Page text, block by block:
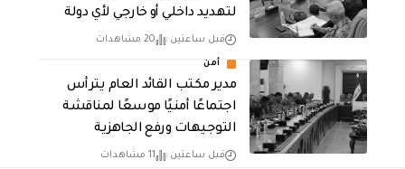
لتهديد داخلي أو خارجي لأي دولة
قبل ساعتين 20 مشاهدات
أمن
مدير مكتب القائد العام يترأس
اجتماعًا أمنيًا موسعًا لمناقشة
التوجيهات ورفع الجاهزية
قبل ساعتين 11 مشاهدات